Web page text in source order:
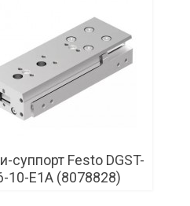
суппорт Festo DGST-
10-E1A (8078828)